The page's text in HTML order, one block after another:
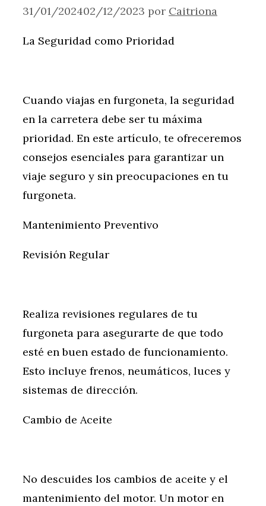
31/01/202402/12/2023 por Caitriona
La Seguridad como Prioridad
Cuando viajas en furgoneta, la seguridad
en la carretera debe ser tu máxima
prioridad. En este artículo, te ofreceremos
consejos esenciales para garantizar un
viaje seguro y sin preocupaciones en tu
furgoneta.
Mantenimiento Preventivo
Revisión Regular
Realiza revisiones regulares de tu
furgoneta para asegurarte de que todo
esté en buen estado de funcionamiento.
Esto incluye frenos, neumáticos, luces y
sistemas de dirección.
Cambio de Aceite
No descuides los cambios de aceite y el
mantenimiento del motor. Un motor en